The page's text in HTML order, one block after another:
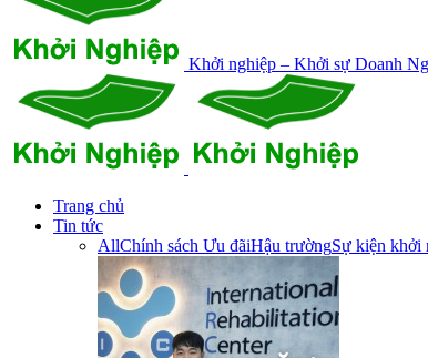
Khởi nghiệp – Khởi sự Doanh
Trang chủ
Tin tức
AllChính sách Ưu đãiHậu trườngSự kiện khởi